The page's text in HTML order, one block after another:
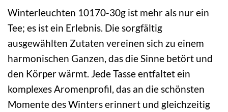
Winterleuchten 10170-30g ist mehr als nur ein
Tee; es ist ein Erlebnis. Die sorgfältig
ausgewählten Zutaten vereinen sich zu einem
harmonischen Ganzen, das die Sinne betört und
den Körper wärmt. Jede Tasse entfaltet ein
komplexes Aromenprofil, das an die schönsten
Momente des Winters erinnert und gleichzeitig